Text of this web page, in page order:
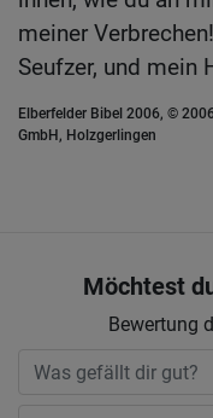
meiner
Seufzer, und mein
Elberfelder Bibel 2006, ©
GmbH, Holzgerlingen
Möchtest
Bewertung